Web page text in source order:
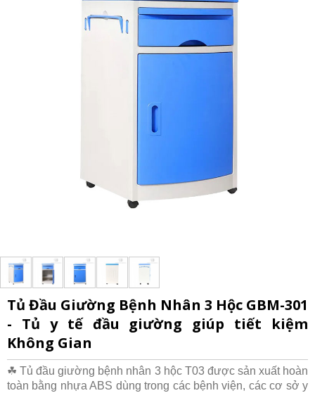
Tủ Đầu Giường Bệnh Nhân 3 Hộc GBM-301
- Tủ y tế đầu giường giúp tiết kiệm
Không Gian
☘ Tủ đầu giường bệnh nhân 3 hộc T03 được sản xuất hoàn
toàn bằng nhựa ABS dùng trong các bệnh viện, các cơ sở y